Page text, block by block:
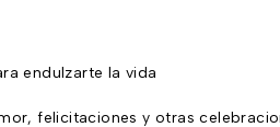
endulzarte la vida
felicitaciones y otras